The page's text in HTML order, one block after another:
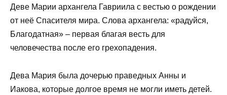
Деве Марии архангела Гавриила с вестью о рождении
от неё Спасителя мира. Слова архангела: «радуйся,
Благодатная» – первая благая весть для
человечества после его грехопадения.
Дева Мария была дочерью праведных Анны и
Иакова, которые долгое время не могли иметь детей.